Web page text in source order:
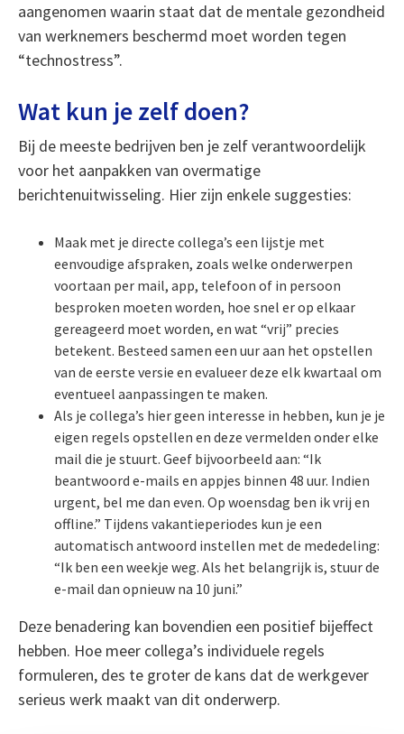
aangenomen waarin staat dat de mentale gezondheid
van werknemers beschermd moet worden tegen
“technostress”.
Wat kun je zelf doen?
Bij de meeste bedrijven ben je zelf verantwoordelijk
voor het aanpakken van overmatige
berichtenuitwisseling. Hier zijn enkele suggesties:
Maak met je directe collega’s een lijstje met
eenvoudige afspraken, zoals welke onderwerpen
voortaan per mail, app, telefoon of in persoon
besproken moeten worden, hoe snel er op elkaar
gereageerd moet worden, en wat “vrij” precies
betekent. Besteed samen een uur aan het opstellen
van de eerste versie en evalueer deze elk kwartaal om
eventueel aanpassingen te maken.
Als je collega’s hier geen interesse in hebben, kun je je
eigen regels opstellen en deze vermelden onder elke
mail die je stuurt. Geef bijvoorbeeld aan: “Ik
beantwoord e-mails en appjes binnen 48 uur. Indien
urgent, bel me dan even. Op woensdag ben ik vrij en
offline.” Tijdens vakantieperiodes kun je een
automatisch antwoord instellen met de mededeling:
“Ik ben een weekje weg. Als het belangrijk is, stuur de
e-mail dan opnieuw na 10 juni.”
Deze benadering kan bovendien een positief bijeffect
hebben. Hoe meer collega’s individuele regels
formuleren, des te groter de kans dat de werkgever
serieus werk maakt van dit onderwerp.